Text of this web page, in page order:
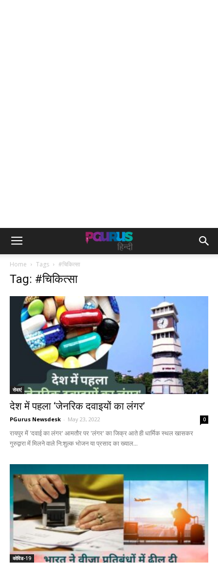
Home Tags #चिकित्सा
Tag: #चिकित्सा
सेवाएं
देश में पहला ‘जेनरिक दवाइयों का लंगर’
PGurus Newsdesk - May 23, 2022 0
रायपुर में 'दवाई का लंगर' आमतौर पर 'लंगर' का जिक्र आते ही धार्मिक स्थल खासकर
गुरुद्वारा में मिलने वाले नि:शुल्क भोजन या प्रसाद का ख्याल...
कोविड-19